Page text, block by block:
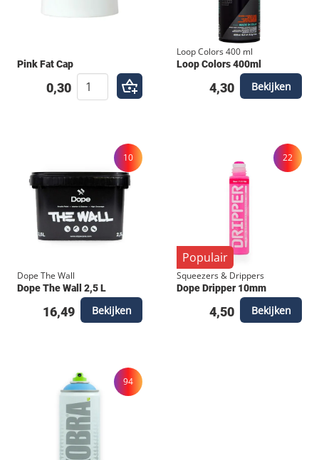
Pink Fat Cap
0,30
Loop Colors 400 ml
Loop Colors 400ml
4,30 Bekijken
10
Dope The Wall
Dope The Wall 2,5 L
16,49 Bekijken
Populair
22
Squeezers & Drippers
Dope Dripper 10mm
4,50 Bekijken
94